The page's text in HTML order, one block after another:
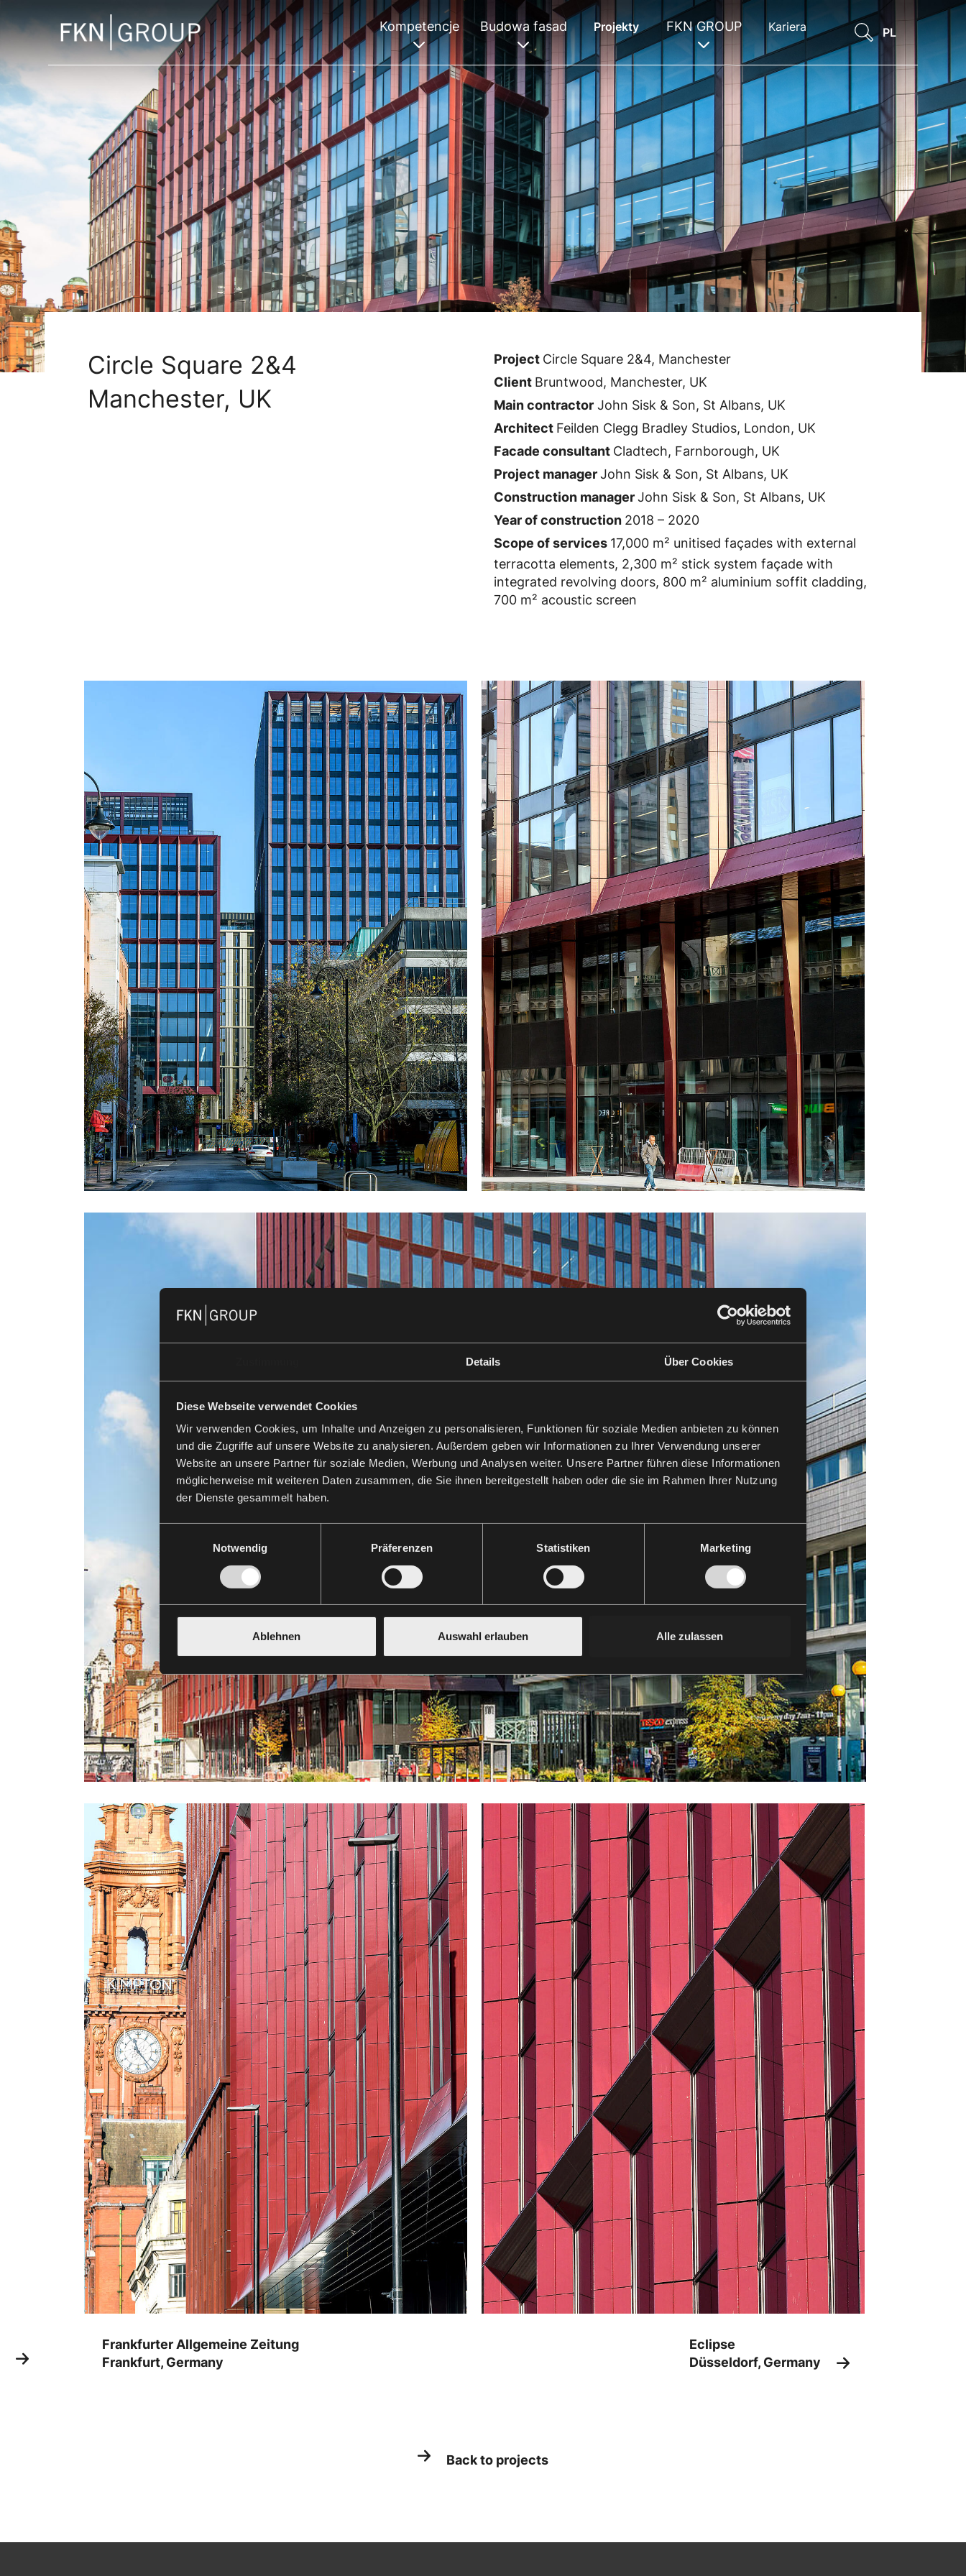
Details Über Cookies
Diese Webseite verwendet Cookies
Wir verwenden Cookies, um Inhalte und Anzeigen zu personalisieren, Funktionen für soziale Medien anbieten zu können
und die Zugriffe auf unsere Website zu analysieren. Außerdem geben wir Informationen zu Ihrer Verwendung unserer
Website an unsere Partner für soziale Medien, Werbung und Analysen weiter. Unsere Partner führen diese Informationen
möglicherweise mit weiteren Daten zusammen, die Sie ihnen bereitgestellt haben oder die sie im Rahmen Ihrer Nutzung
der Dienste gesammelt haben.
Notwendig
Präferenzen Statistiken Marketing
Ablehnen Auswahl erlauben Alle zulassen
Kompetencje Budowa fasad Projekty FKN GROUP Kariera PL
Circle Square 2&4
Manchester, UK
Project Circle Square 2&4, Manchester
Client Bruntwood, Manchester, UK
Main contractor John Sisk & Son, St Albans, UK
Architect Feilden Clegg Bradley Studios, London, UK
Facade consultant ​​​​​​​Cladtech, Farnborough, UK​​​​​​​
Project managerJohn Sisk & Son, St Albans, UK
Construction managerJohn Sisk & Son, St Albans, UK
Year of construction 2018 – 2020
Scope of services 17,000 m² unitised façades with external
terracotta elements, 2,300 m² stick system façade with
integrated revolving doors, 800 m² aluminium soffit cladding,
700 m² acoustic screen
Frankfurter Allgemeine Zeitung
Frankfurt, Germany
Eclipse
Düsseldorf, Germany
Back to projects